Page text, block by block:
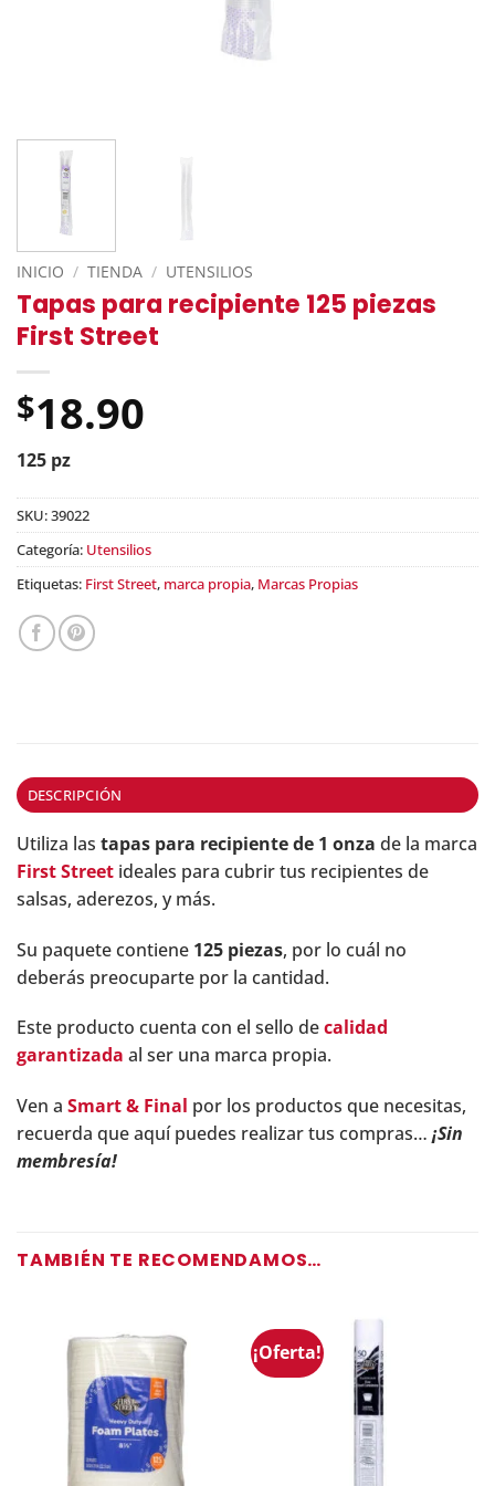
INICIO / TIENDA / UTENSILIOS
Tapas para recipiente 125 piezas
First Street
$18.90
125 pz
SKU:39022
Categoría: Utensilios
Etiquetas: First Street, marca propia, Marcas Propias
DESCRIPCIÓN
Utiliza las tapas para recipiente de 1 onza de la marca
First Street ideales para cubrir tus recipientes de
salsas, aderezos, y más.
Su paquete contiene 125 piezas, por lo cuál no
deberás preocuparte por la cantidad.
Este producto cuenta con el sello decalidad
garantizada al ser una marca propia.
Ven a Smart & Final por los productos que necesitas,
recuerda que aquí puedes realizar tus compras… ¡Sin
membresía!
TAMBIÉN TE RECOMENDAMOS…
¡Oferta!